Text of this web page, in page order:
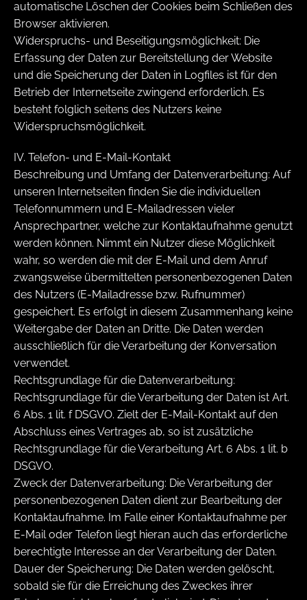
automatische Löschen der Cookies beim Schließen des
Browser aktivieren.
Widerspruchs- und Beseitigungsmöglichkeit: Die
Erfassung der Daten zur Bereitstellung der Website
und die Speicherung der Daten in Logfiles ist für den
Betrieb der Internetseite zwingend erforderlich. Es
besteht folglich seitens des Nutzers keine
Widerspruchsmöglichkeit.
IV. Telefon- und E-Mail-Kontakt
Beschreibung und Umfang der Datenverarbeitung: Auf
unseren Internetseiten finden Sie die individuellen
Telefonnummern und E-Mailadressen vieler
Ansprechpartner, welche zur Kontaktaufnahme genutzt
werden können. Nimmt ein Nutzer diese Möglichkeit
wahr, so werden die mit der E-Mail und dem Anruf
zwangsweise übermittelten personenbezogenen Daten
des Nutzers (E-Mailadresse bzw. Rufnummer)
gespeichert. Es erfolgt in diesem Zusammenhang keine
Weitergabe der Daten an Dritte. Die Daten werden
ausschließlich für die Verarbeitung der Konversation
verwendet.
Rechtsgrundlage für die Datenverarbeitung:
Rechtsgrundlage für die Verarbeitung der Daten ist Art.
6 Abs. 1 lit. f DSGVO. Zielt der E-Mail-Kontakt auf den
Abschluss eines Vertrages ab, so ist zusätzliche
Rechtsgrundlage für die Verarbeitung Art. 6 Abs. 1 lit. b
DSGVO.
Zweck der Datenverarbeitung: Die Verarbeitung der
personenbezogenen Daten dient zur Bearbeitung der
Kontaktaufnahme. Im Falle einer Kontaktaufnahme per
E-Mail oder Telefon liegt hieran auch das erforderliche
berechtigte Interesse an der Verarbeitung der Daten.
Dauer der Speicherung: Die Daten werden gelöscht,
sobald sie für die Erreichung des Zweckes ihrer